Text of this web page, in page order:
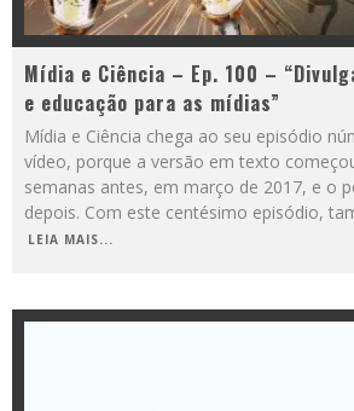
Mídia e Ciência – Ep. 100 –
e educação para as mídias”
Mídia e Ciência chega ao seu episódio
vídeo, porque a versão em texto
semanas antes, em março de 2017, e o
depois. Com este centésimo episódio,
LEIA MAIS...